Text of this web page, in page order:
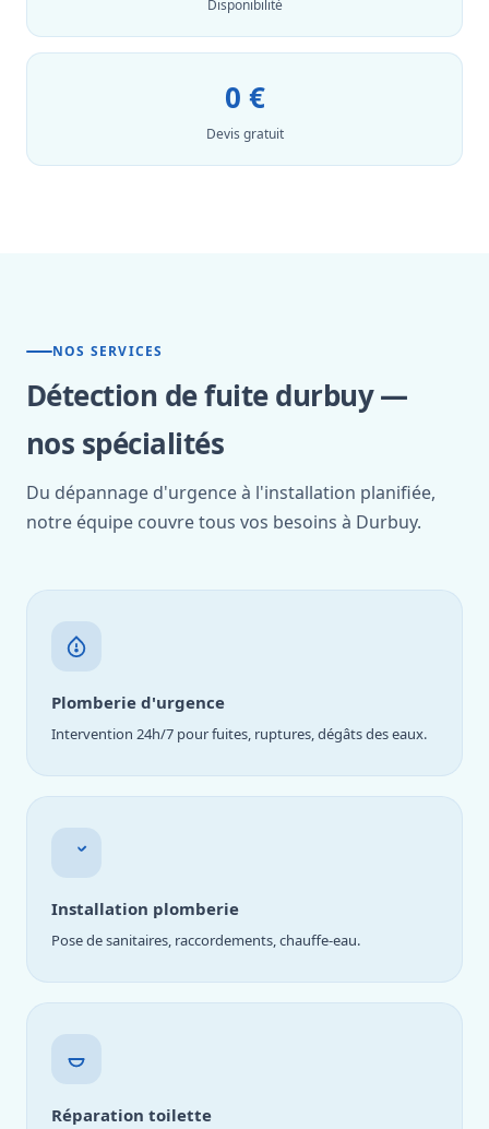
Disponibilité
0 €
Devis gratuit
NOS SERVICES
Détection de fuite durbuy —
nos spécialités
Du dépannage d'urgence à l'installation planifiée,
notre équipe couvre tous vos besoins à Durbuy.
Plomberie d'urgence
Intervention 24h/7 pour fuites, ruptures, dégâts des eaux.
Installation plomberie
Pose de sanitaires, raccordements, chauffe-eau.
Réparation toilette